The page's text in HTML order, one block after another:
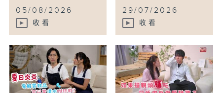
05/08/2026
收看
29/07/2026
收看